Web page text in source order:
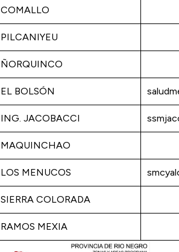
COMALLO
PILCANIYEU
ÑORQUINCO
EL BOLSÓN
ING. JACOBACCI
MAQUINCHAO
LOS MENUCOS
SIERRA COLORADA
RAMOS MEXIA